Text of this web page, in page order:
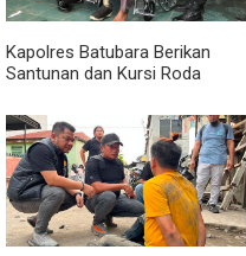
Kapolres Batubara Berikan
Santunan dan Kursi Roda
Disabilitas